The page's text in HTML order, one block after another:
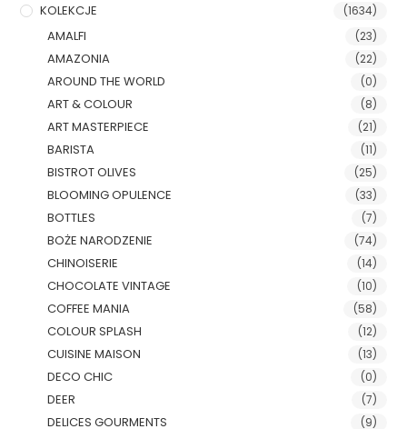
KOLEKCJE (1634)
AMALFI (23)
AMAZONIA (22)
AROUND THE WORLD (0)
ART & COLOUR (8)
ART MASTERPIECE (21)
BARISTA (11)
BISTROT OLIVES (25)
BLOOMING OPULENCE (33)
BOTTLES (7)
BOŻE NARODZENIE (74)
CHINOISERIE (14)
CHOCOLATE VINTAGE (10)
COFFEE MANIA (58)
COLOUR SPLASH (12)
CUISINE MAISON (13)
DECO CHIC (0)
DEER (7)
DELICES GOURMENTS (9)